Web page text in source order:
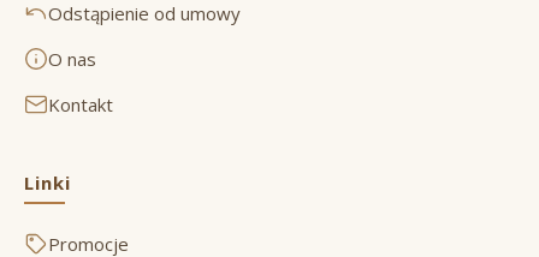
Odstąpienie od umowy
O nas
Kontakt
Linki
Promocje